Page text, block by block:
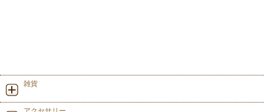
雑貨